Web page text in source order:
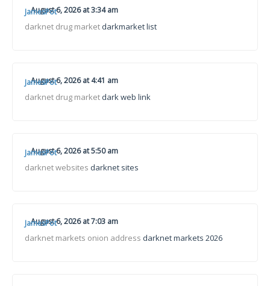
JamesPot
August 6, 2026 at 3:34 am
darknet drug marketdarkmarket list
JamesPot
August 6, 2026 at 4:41 am
darknet drug marketdark web link
JamesPot
August 6, 2026 at 5:50 am
darknet websites darknet sites
JamesPot
August 6, 2026 at 7:03 am
darknet markets onion address darknet markets 2026